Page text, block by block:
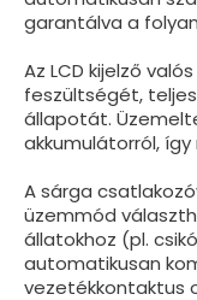
garantálva a
Az LCD kijelző
feszültségét,
állapotát.
akkumulátorról,
A sárga
üzemmód
állatokhoz (pl.
automatikusan
vezetékkontaktus